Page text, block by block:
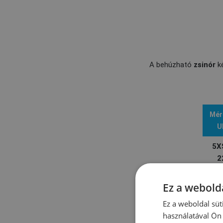
A behúzható zsinór
Ez a
Ez a weboldal
használatával